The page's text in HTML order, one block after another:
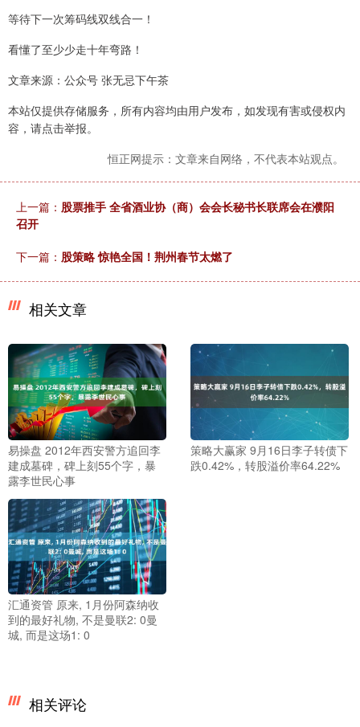
等待下一次筹码线双线合一！
看懂了至少少走十年弯路！
文章来源：公众号 张无忌下午茶
本站仅提供存储服务，所有内容均由用户发布，如发现有害或侵权内
容，请点击举报。
恒正网提示：文章来自网络，不代表本站观点。
上一篇： 股票推手 全省酒业协（商）会会长秘书长联席会在濮阳
召开
下一篇： 股策略 惊艳全国！荆州春节太燃了
相关文章
易操盘 2012年西安警方追回李
建成墓碑，碑上刻55个字，暴
露李世民心事
策略大赢家 9月16日李子转债下
跌0.42%，转股溢价率64.22%
汇通资管 原来, 1月份阿森纳收
到的最好礼物, 不是曼联2: 0曼
城, 而是这场1: 0
相关评论